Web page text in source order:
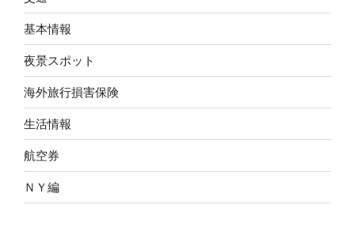
基本情報
夜景スポット
海外旅行損害保険
生活情報
航空券
ＮＹ編